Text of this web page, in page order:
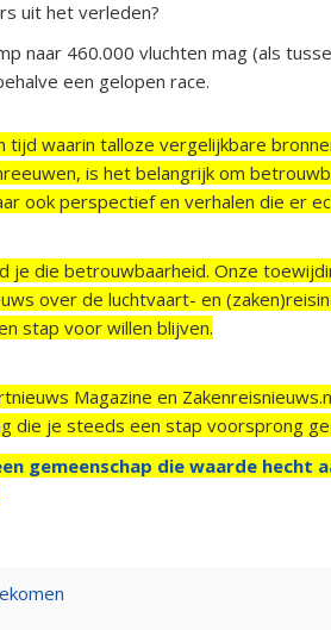
uit het verleden?
naar 460.000 vluchten mag (als
een gelopen race.
tijd waarin talloze vergelijkbare
is het belangrijk om
ook perspectief en verhalen die er
je die betrouwbaarheid. Onze
over de luchtvaart- en
stap voor willen blijven.
Magazine en
die je steeds een stap voorsprong
gemeenschap die waarde hecht